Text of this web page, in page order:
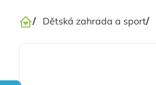
Domů
/ Dětská zahrada a sport/